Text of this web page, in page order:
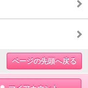
ページの先頭へ戻る